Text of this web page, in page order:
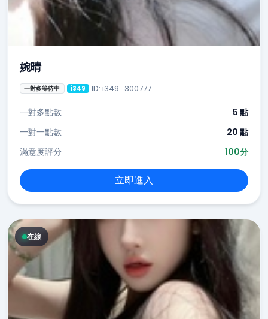
婉晴
一對多等待中 i349 ID: i349_300777
一對多點數
5 點
一對一點數
20 點
滿意度評分
100分
立即進入
在線